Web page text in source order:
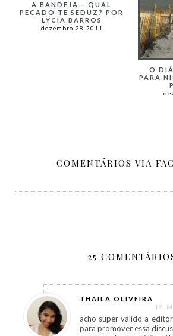
A BANDEJA – QUAL
PECADO TE SEDUZ? POR
LYCIA BARROS
dezembro 28 2011
O
PARA
COMENTÁRIOS VIA
25
THAILA OLIVEIRA
18
acho super válido a
para promover essa